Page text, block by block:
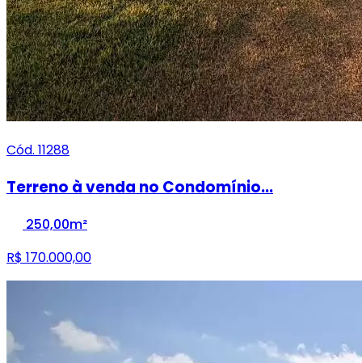
Cód. 11288
Terreno à venda no Condomínio...
250,00m²
R$ 170.000,00